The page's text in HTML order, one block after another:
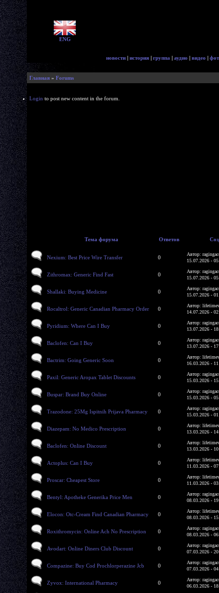
ENG
новости | история | группа | аудио | видео |
Главная » Forums
Login to post new content in the forum.
Тема форума Ответов
Nexium: Best Price Wire Transfer 0
Автор:
15.07.2026 -
Zithromax: Generic Find Fast 0
Автор:
15.07.2026 -
Shallaki: Buying Medicine 0
Автор:
15.07.2026 -
Rocaltrol: Generic Canadian Pharmacy Order 0
Автор:
14.07.2026 -
Pyridium: Where Can I Buy 0
Автор:
13.07.2026 -
Baclofen: Can I Buy 0
Автор:
13.07.2026 -
Bactrim: Going Generic Soon 0
Автор:
16.03.2026 -
Paxil: Generic Aropax Tablet Discounts 0
Автор:
15.03.2026 -
Buspar: Brand Buy Online 0
Автор:
15.03.2026 -
Trazodone: 25Mg Ispitnih Prijava Pharmacy 0
Автор:
15.03.2026 -
Diazepam: No Medico Prescription 0
Автор:
13.03.2026 -
Baclofen: Online Discount 0
Автор:
13.03.2026 -
Actoplus: Can I Buy 0
Автор:
11.03.2026 -
Proscar: Cheapest Store 0
Автор:
11.03.2026 -
Bentyl: Apotheke Generika Price Men 0
Автор:
08.03.2026 -
Elocon: Otc-Cream Find Canadian Pharmacy 0
Автор:
08.03.2026 -
Roxithromycin: Online Ach No Prescription 0
Автор:
08.03.2026 -
Avodart: Online Diners Club Discount 0
Автор:
07.03.2026 -
Compazine: Buy Cod Prochlorperazine Jcb 0
Автор:
07.03.2026 -
Zyvox: International Pharmacy 0
Автор:
06.03.2026 -